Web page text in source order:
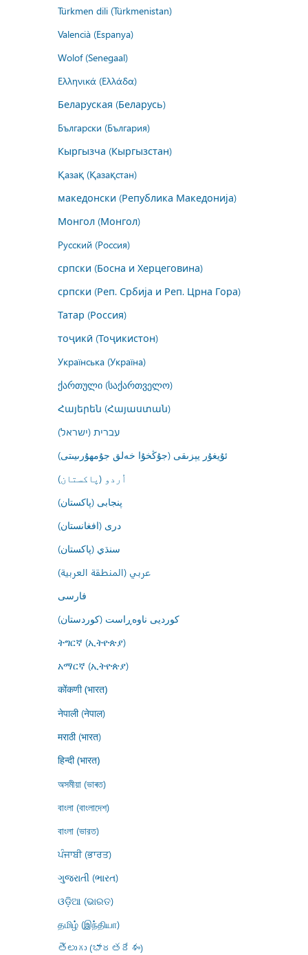
Türkmen dili (Türkmenistan)
Valencià (Espanya)
Wolof (Senegaal)
Ελληνικά (Ελλάδα)
Беларуская (Беларусь)
Български (България)
Кыргызча (Кыргызстан)
Қазақ (Қазақстан)
македонски (Република Македонија)
Монгол (Монгол)
Русский (Россия)
српски (Босна и Херцеговина)
српски (Реп. Србија и Реп. Црна Гора)
Татар (Россия)
тоҷикӣ (Тоҷикистон)
Українська (Україна)
ქართული (საქართველო)
Հայերեն (Հայաստան)
עברית (ישראל)
ئۇيغۇر يېزىقى (جۇڭخۇا خەلق جۇمھۇرىيىتى)
اُردو (پاکستان)
پنجابی (پاکستان)
درى (افغانستان)
سنڌي (پاکستان)
عربي (المنطقة العربية)
فارسى
کوردیی ناوەڕاست (کوردستان)
ትግርኛ (ኢትዮጵያ)
አማርኛ (ኢትዮጵያ)
कोंकणी (भारत)
नेपाली (नेपाल)
मराठी (भारत)
हिन्दी (भारत)
অসমীয়া (ভাৰত)
বাংলা (বাংলাদেশ)
বাংলা (ভারত)
ਪੰਜਾਬੀ (ਭਾਰਤ)
ગુજરાતી (ભારત)
ଓଡ଼ିଆ (ଭାରତ)
தமிழ் (இந்தியா)
తెలుగు (భారతదేశం)